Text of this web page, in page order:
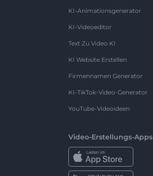
KI-Animationsgenerator
KI-Videoeditor
Text Zu Video KI
KI Website Erstellen
Firmennamen Generator
KI-TikTok-Video-Generator
YouTube-Videoideen
Video-Erstellungs-Apps